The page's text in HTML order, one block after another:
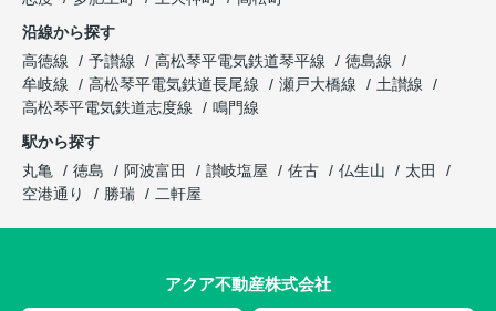
沿線から探す
高徳線
予讃線 高松琴平電気鉄道琴平線
徳島線
牟岐線
高松琴平電気鉄道長尾線 瀬戸大橋線
土讃線
高松琴平電気鉄道志度線
鳴門線
駅から探す
丸亀
徳島 阿波富田 讃岐塩屋 佐古 仏生山
太田
空港通り
勝瑞 二軒屋
アクア不動産株式会社